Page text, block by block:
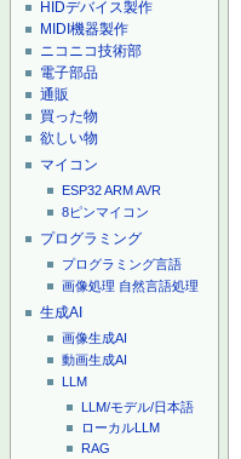
HIDデバイス製作
MIDI機器製作
ニコニコ技術部
電子部品
通販
買った物
欲しい物
マイコン
ESP32ARMAVR
8ピンマイコン
プログラミング
プログラミング言語
画像処理 自然言語処理
生成AI
画像生成AI
動画生成AI
LLM
LLM/モデル/日本語
ローカルLLM
RAG